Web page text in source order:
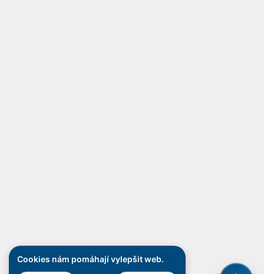
Cookies nám pomáhají vylepšit web.